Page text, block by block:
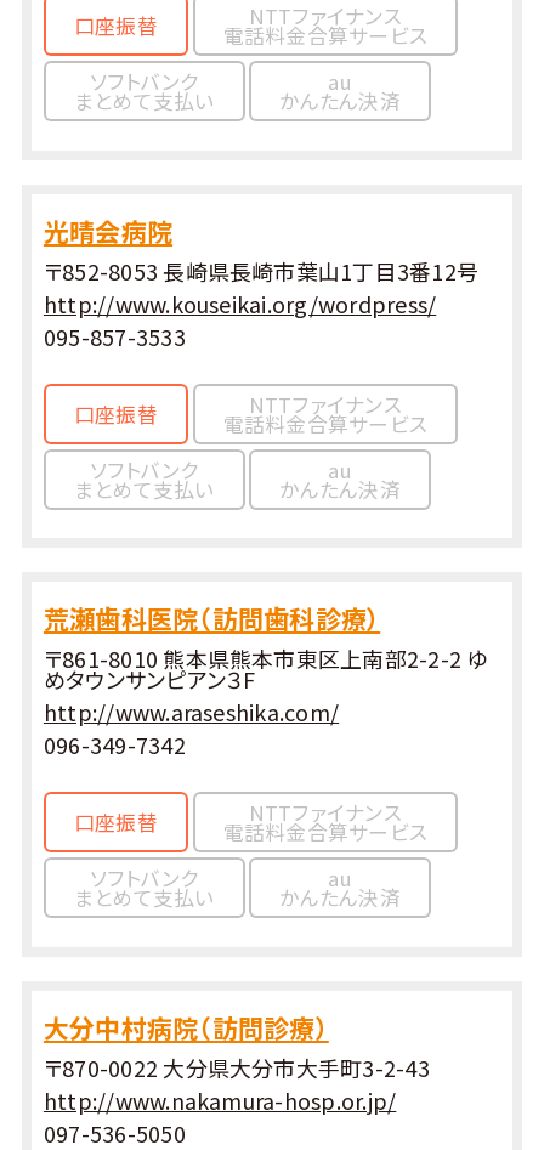
口座振替 NTTファイナンス
電話料金合算サービス
ソフトバンク
まとめて支払い
au
かんたん決済
光晴会病院
〒852-8053 長崎県長崎市葉山1丁目3番12号
http://www.kouseikai.org/wordpress/
095-857-3533
口座振替 NTTファイナンス
電話料金合算サービス
ソフトバンク
まとめて支払い
au
かんたん決済
荒瀬歯科医院（訪問歯科診療）
〒861-8010 熊本県熊本市東区上南部2-2-2 ゆ
めタウンサンピアン３F
http://www.araseshika.com/
096-349-7342
口座振替 NTTファイナンス
電話料金合算サービス
ソフトバンク
まとめて支払い
au
かんたん決済
大分中村病院（訪問診療）
〒870-0022 大分県大分市大手町3-2-43
http://www.nakamura-hosp.or.jp/
097-536-5050